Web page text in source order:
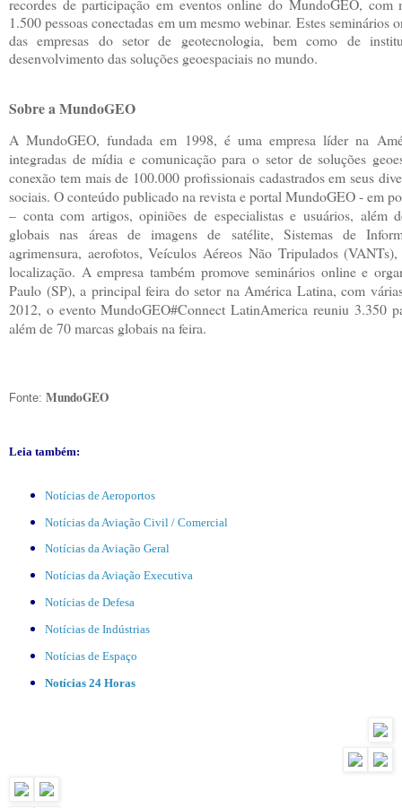
recordes de participação em eventos online do MundoGEO, com
1.500 pessoas conectadas em um mesmo webinar. Estes seminários
das empresas do setor de geotecnologia, bem como de
desenvolvimento das soluções geoespaciais no mundo.
Sobre a MundoGEO
A MundoGEO, fundada em 1998, é uma empresa líder na
integradas de mídia e comunicação para o setor de soluções
conexão tem mais de 100.000 profissionais cadastrados em seus
sociais. O conteúdo publicado na revista e portal MundoGEO - em
– conta com artigos, opiniões de especialistas e usuários, além
globais nas áreas de imagens de satélite, Sistemas de
agrimensura, aerofotos, Veículos Aéreos Não Tripulados
localização. A empresa também promove seminários online e
Paulo (SP), a principal feira do setor na América Latina, com
2012, o evento MundoGEO#Connect LatinAmerica reuniu 3.350
além de 70 marcas globais na feira.
Fonte: MundoGEO
Leia também:
Notícias de Aeroportos
Notícias da Aviação Civil / Comercial
Notícias da Aviação Geral
Notícias da Aviação Executiva
Notícias de Defesa
Notícias de Indústrias
Notícias de Espaço
Notícias 24 Horas